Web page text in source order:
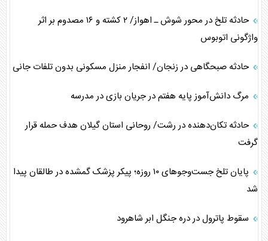
حادثه تلخ در محور شوش ـ اهواز/ ۲ کشته و ۱۶ مصدوم بر اثر
واژگونی اتوبوس
حادثه صبحگاهی در زنجان/ انفجار منزل مسکونی بدون تلفات جانی
مرگ دانش‌آموز پایه هفتم در جریان بازی در مدرسه
حادثه تکان‌دهنده در رشت/ روحانی استان گیلان هدف حمله قرار
گرفت
پایان تلخ جست‌و‌جو‌های ۱۰ روزه؛ پیکر پزشک گمشده در طالقان پیدا
شد
سقوط پاترول در دره جنگل ابر شاهرود